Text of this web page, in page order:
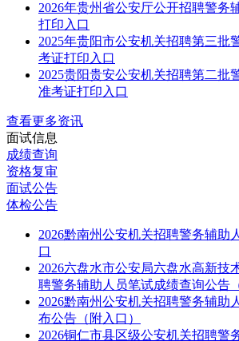
2026年贵州省公安厅公开招聘警务
打印入口
2025年贵阳市公安机关招聘第三批
考证打印入口
2025贵阳贵安公安机关招聘第二批
准考证打印入口
查看更多资讯
面试信息
成绩查询
资格复审
面试公告
体检公告
2026黔南州公安机关招聘警务辅助
口
2026六盘水市公安局六盘水高新技
聘警务辅助人员笔试成绩查询公告
2026黔南州公安机关招聘警务辅助
布公告（附入口）
2026铜仁市县区级公安机关招聘警